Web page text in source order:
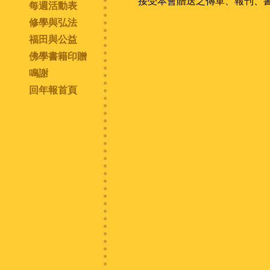
每週活動表
修學與弘法
福田與公益
佛學書籍印贈
鳴謝
回年報首頁